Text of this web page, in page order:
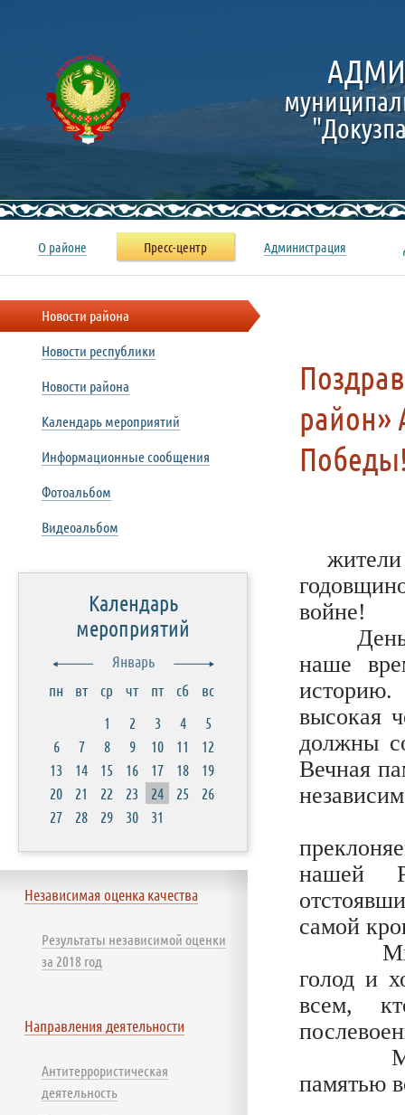
район»
войне!
День
наше
высокая
должны
Вечная
нашей
самой
Мы
голод и
всем,
Мы
памятью
Новости района
Новости республики
Новости района
Календарь мероприятий
Информационные сообщения
Фотоальбом
Видеоальбом
Календарь
мероприятий
Январь
пн
вт ср чт пт сб
вс
1
2 3 4
5
6
7 8 9 10 11
12
13
14 15 16 17 18
19
20
21 22 23 24 25
26
27
28 29 30 31
Независимая оценка качества
Результаты независимой оценки
за 2018 год
Направления деятельности
Антитеррористическая
деятельность
О районе Пресс-центр Администрация